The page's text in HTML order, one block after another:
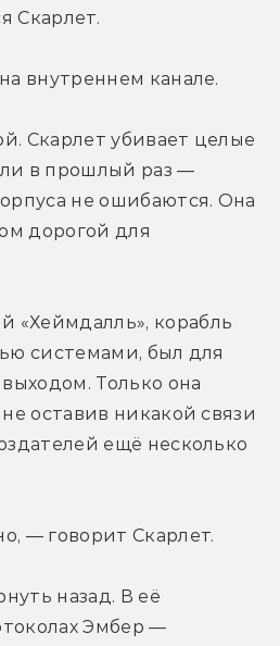
Скарлет.
внутреннем канале.
Скарлет убивает целые
в прошлый раз —
не ошибаются. Она
дорогой для
«Хеймдалль», корабль
системами, был для
Только она
оставив никакой связи
ещё несколько
— говорит Скарлет.
назад. В её
Эмбер —